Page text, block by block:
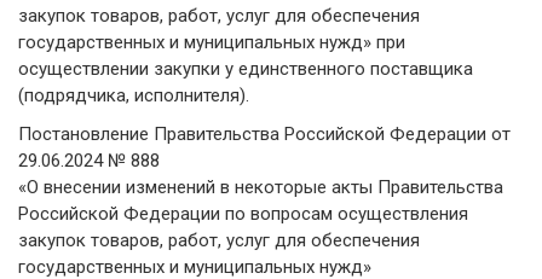
закупок товаров, работ, услуг для обеспечения
государственных и муниципальных нужд» при
осуществлении закупки у единственного поставщика
(подрядчика, исполнителя).
Постановление Правительства Российской Федерации от
29.06.2024 № 888
«О внесении изменений в некоторые акты Правительства
Российской Федерации по вопросам осуществления
закупок товаров, работ, услуг для обеспечения
государственных и муниципальных нужд»